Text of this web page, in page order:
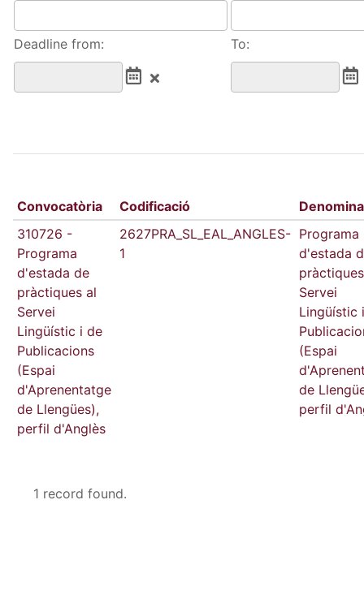
Deadline from: To:
Convocatòria Codificació
310726 -
Programa
d'estada de
pràctiques al
Servei
Lingüístic i de
Publicacions
(Espai
d'Aprenentatge
de Llengües),
perfil d'Anglès
2627PRA_SL_EAL_ANGLES-
1
Programa
d'estada
Servei
Lingüístic
(Espai
de
perfil
1 record found.